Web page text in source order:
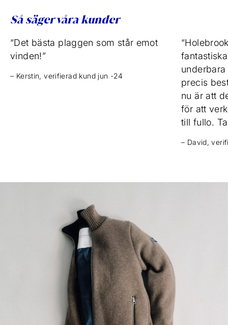
Så säger våra kunder
“Det bästa plaggen som står emot
vinden!”
– Kerstin, verifierad kund jun -24
precis
nu är att
för att
till fullo.
– David,